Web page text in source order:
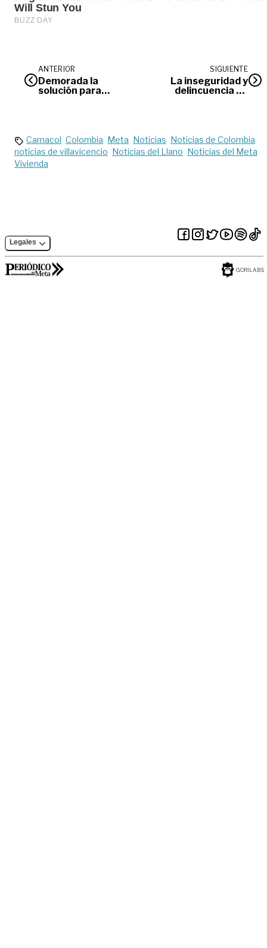
ANTERIOR
Demorada la
solución para
SIGUIENTE
La inseguridad y
delincuencia en
Camacol Colombia Meta Noticias
Noticias de Colombia
noticias de villavicencio
Noticias del Llano
Noticias del Meta
Vivienda
Legales
GORILABS